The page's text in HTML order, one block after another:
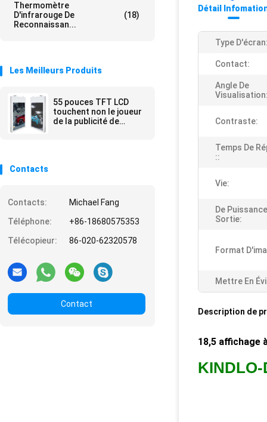
Thermomètre
D'infrarouge De
Reconnaissan...
(18)
Les Meilleurs Produits
55 pouces TFT LCD
touchent non le joueur
de la publicité de
Contacts
Contacts:
Michael Fang
Téléphone:
+86-18680575353
Télécopieur:
86-020-62320578
Contact
Détail
Type
Contact:
Angle De
Contraste:
Temps De
::
Vie:
De
Sortie:
Format
Mettre En
Description de
18,5 affichage
KINDLO-